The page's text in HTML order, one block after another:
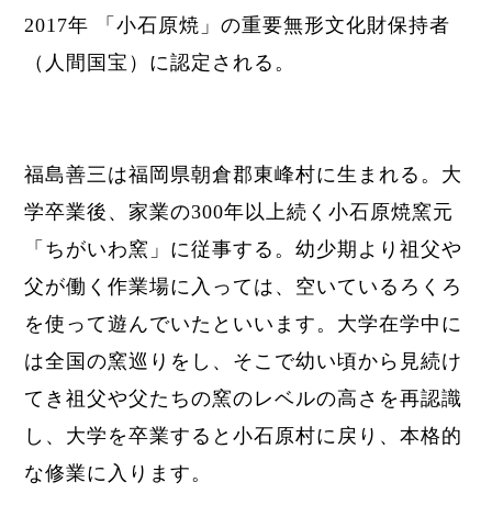
2017年 「小石原焼」の重要無形文化財保持者
（人間国宝）に認定される。
福島善三は福岡県朝倉郡東峰村に生まれる。大
学卒業後、家業の300年以上続く小石原焼窯元
「ちがいわ窯」に従事する。幼少期より祖父や
父が働く作業場に入っては、空いているろくろ
を使って遊んでいたといいます。大学在学中に
は全国の窯巡りをし、そこで幼い頃から見続け
てき祖父や父たちの窯のレベルの高さを再認識
し、大学を卒業すると小石原村に戻り、本格的
な修業に入ります。